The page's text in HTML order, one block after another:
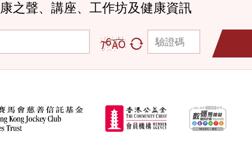
之聲、講座、工作坊及健康資訊
驗證碼